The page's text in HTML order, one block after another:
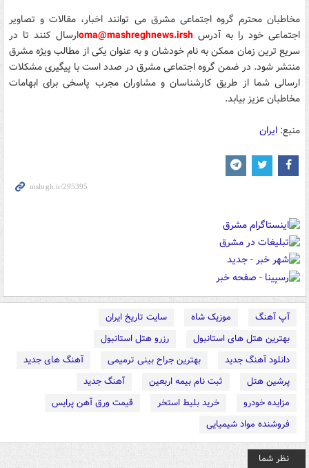
مخاطبان محترم گروه اجتماعی مشرق می توانند اخبار، مقالات و تصاویر
اجتماعی خود را به آدرسsh
oma@mashreghnews.irارسال کنند تا در
سریع ترین زمان ممکن به نام خودشان و به عنوان یکی از مطالب ویژه مشرق
منتشر شود. در ضمن گروه اجتماعی مشرق در صدد است با پیگیری مشکلات
ارسالی شما از طریق کارشناسان و مشاوران مجرب پاسخی برای ابهامات
مخاطبان عزیز بیابد.
منبع: ایران
آپ آهنگ موزیک شاه
سایت تاریخ ایران
بهترین هتل های استانبول
رزرو هتل استانبول
دانلود آهنگ جدید
بهترین جراح بینی ترمیمی
آهنگ های جدید
پرشین هتل
ثبت نام بیمه اربعین
آهنگ جدید
مزایده خودرو
خرید بلیط استخر
قیمت ورق آهن پرایس
فروشنده مواد شیمیایی
نظر شما